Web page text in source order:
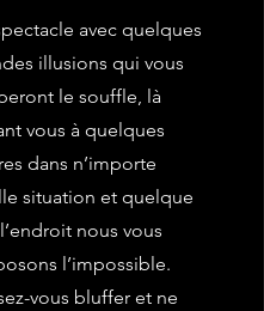
avec quelques
illusions qui vous
le souffle, là
vous à quelques
dans n’importe
situation et quelque
nous vous
l’impossible.
vous bluffer et ne